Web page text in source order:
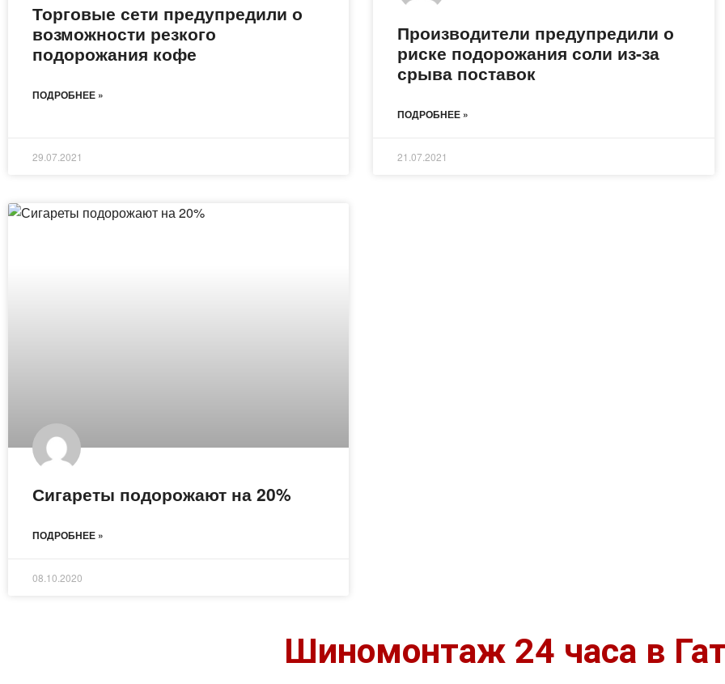
Торговые сети предупредили о
возможности резкого
подорожания кофе
ПОДРОБНЕЕ »
29.07.2021
Производители предупредили о
риске подорожания соли из-за
срыва поставок
ПОДРОБНЕЕ »
21.07.2021
Сигареты подорожают на 20%
ПОДРОБНЕЕ »
08.10.2020
Шиномонтаж 24 часа в